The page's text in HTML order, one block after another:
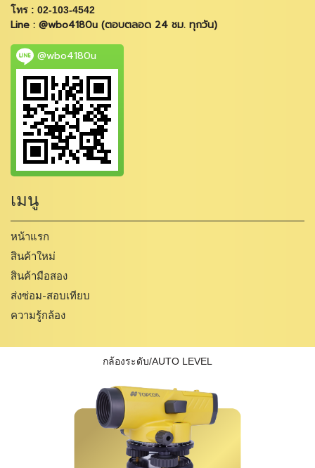
โทร : 02-103-4542
Line : @wbo4180u (ตอบตลอด 24 ชม. ทุกวัน)
@wbo4180u
เมนู
หน้าแรก
สินค้าใหม่
สินค้ามือสอง
ส่งซ่อม-สอบเทียบ
ความรู้กล้อง
กล้องระดับ/AUTO LEVEL